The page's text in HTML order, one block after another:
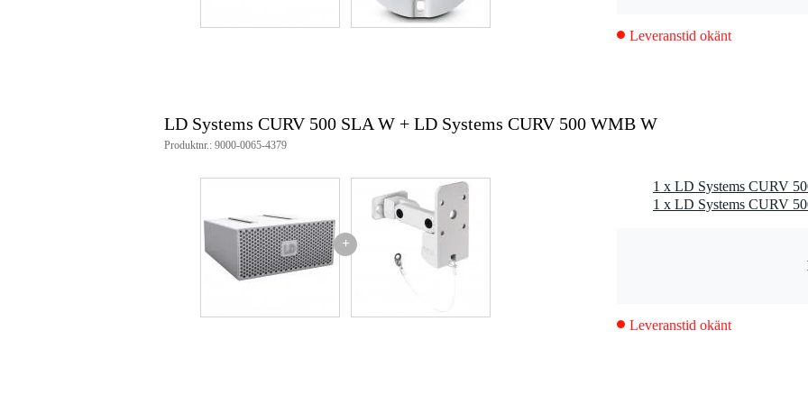
Leveranstid okänt
LD Systems CURV 500 SLA W + LD Systems CURV 500 WMB W
Produktnr.: 9000-0065-4379
+
Leveranstid okänt